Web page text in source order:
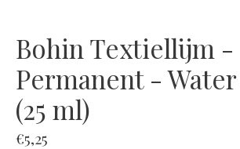
Bohin Textiellijm -
Permanent - Water
(25 ml)
€5,25